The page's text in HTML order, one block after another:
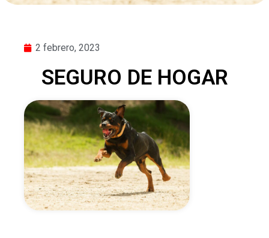
2 febrero, 2023
SEGURO DE HOGAR